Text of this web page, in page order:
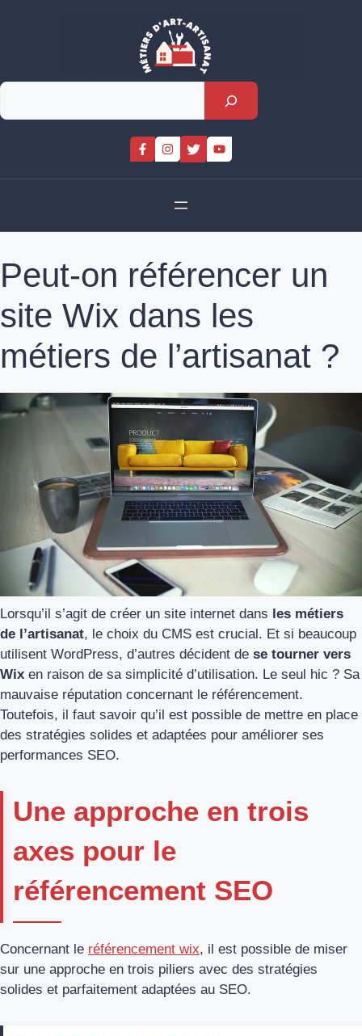
Rechercher
Peut-on référencer un
site Wix dans les
métiers de l’artisanat ?
Lorsqu’il s’agit de créer un site internet dans les métiers
de l’artisanat, le choix du CMS est crucial. Et si beaucoup
utilisent WordPress, d’autres décident de se tourner vers
Wix en raison de sa simplicité d’utilisation. Le seul hic ? Sa
mauvaise réputation concernant le référencement.
Toutefois, il faut savoir qu’il est possible de mettre en place
des stratégies solides et adaptées pour améliorer ses
performances SEO.
Une approche en trois
axes pour le
référencement SEO
Concernant le référencement wix, il est possible de miser
sur une approche en trois piliers avec des stratégies
solides et parfaitement adaptées au SEO.